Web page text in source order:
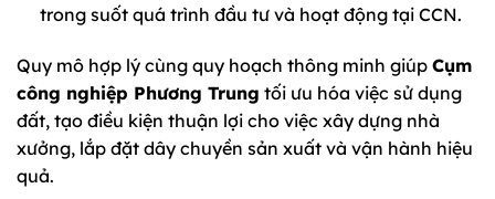
trong suốt quá trình đầu tư và hoạt động tại CCN.
Quy mô hợp lý cùng quy hoạch thông minh giúp Cụm
công nghiệp Phương Trung tối ưu hóa việc sử dụng
đất, tạo điều kiện thuận lợi cho việc xây dựng nhà
xưởng, lắp đặt dây chuyền sản xuất và vận hành hiệu
quả.